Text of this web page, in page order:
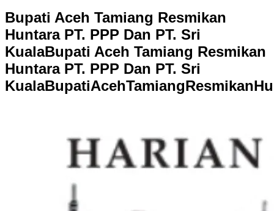
Bupati Aceh Tamiang Resmikan
Huntara PT. PPP Dan PT. Sri
KualaBupati Aceh Tamiang Resmikan
Huntara PT. PPP Dan PT. Sri
KualaBupatiAcehTamiangResmikanHu